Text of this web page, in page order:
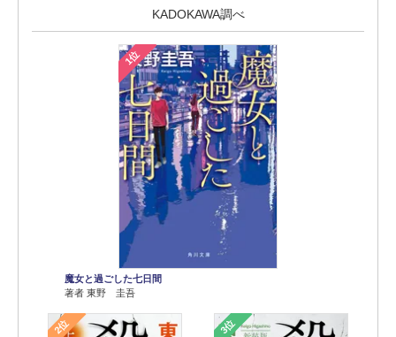
KADOKAWA調べ
1位
魔女と過ごした七日間
著者 東野 圭吾
2位 3位